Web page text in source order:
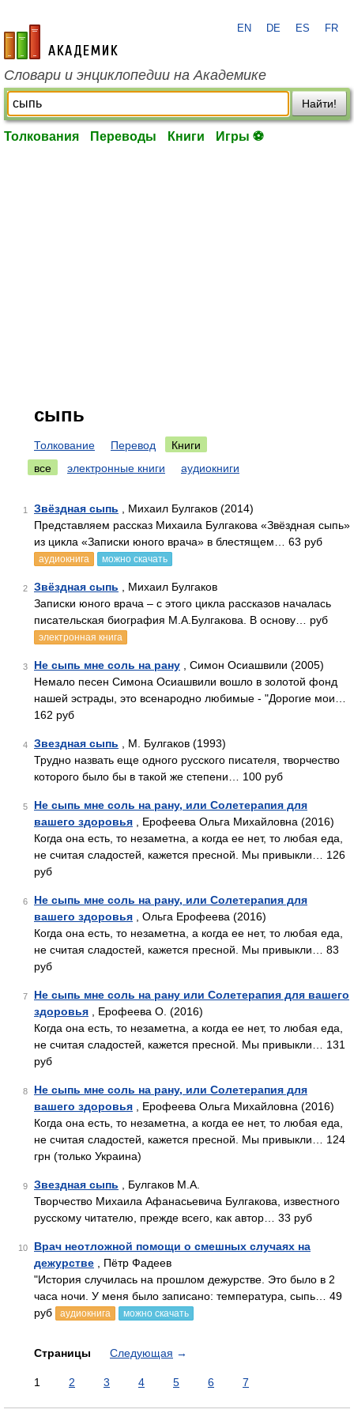
academic.ru
EN DE ES FR
Словари и энциклопедии на Академике
Найти!
Толкования Переводы Книги Игры ⚽
сыпь
Толкование Перевод
Книги
все
электронные книги аудиокниги
1 Звёздная сыпь , Михаил Булгаков (2014)
Представляем рассказ Михаила Булгакова «Звёздная сыпь»
из цикла «Записки юного врача» в блестящем… 63 руб
аудиокнига можно скачать
2 Звёздная сыпь , Михаил Булгаков
Записки юного врача – с этого цикла рассказов началась
писательская биография М.А.Булгакова. В основу… руб
электронная книга
3 Не сыпь мне соль на рану , Симон Осиашвили (2005)
Немало песен Симона Осиашвили вошло в золотой фонд
нашей эстрады, это всенародно любимые - "Дорогие мои…
162 руб
4 Звездная сыпь , М. Булгаков (1993)
Трудно назвать еще одного русского писателя, творчество
которого было бы в такой же степени… 100 руб
5
Не сыпь мне соль на рану, или Солетерапия для
вашего здоровья , Ерофеева Ольга Михайловна (2016)
Когда она есть, то незаметна, а когда ее нет, то любая еда,
не считая сладостей, кажется пресной. Мы привыкли… 126
руб
6
Не сыпь мне соль на рану, или Солетерапия для
вашего здоровья , Ольга Ерофеева (2016)
Когда она есть, то незаметна, а когда ее нет, то любая еда,
не считая сладостей, кажется пресной. Мы привыкли… 83
руб
7
Не сыпь мне соль на рану или Солетерапия для вашего
здоровья , Ерофеева О. (2016)
Когда она есть, то незаметна, а когда ее нет, то любая еда,
не считая сладостей, кажется пресной. Мы привыкли… 131
руб
8
Не сыпь мне соль на рану, или Солетерапия для
вашего здоровья , Ерофеева Ольга Михайловна (2016)
Когда она есть, то незаметна, а когда ее нет, то любая еда,
не считая сладостей, кажется пресной. Мы привыкли… 124
грн (только Украина)
9 Звездная сыпь , Булгаков М.А.
Творчество Михаила Афанасьевича Булгакова, известного
русскому читателю, прежде всего, как автор… 33 руб
10
Врач неотложной помощи о смешных случаях на
дежурстве , Пётр Фадеев
"История случилась на прошлом дежурстве. Это было в 2
часа ночи. У меня было записано: температура, сыпь… 49
руб
аудиокнига можно скачать
Страницы Следующая →
1 2 3 4 5 6 7